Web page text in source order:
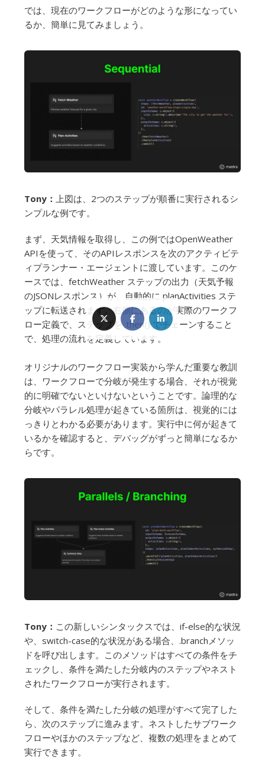
では、現在のワークフローがどのような形になってい
るか、簡単に見てみましょう。
Tony： 上図は、2つのステップが順番に実行されるシ
ンプルな例です。
まず、天気情報を取得し、この例ではOpenWeather
APIを使って、そのAPIレスポンスを次のアクティビテ
ィプランナー・エージェントに渡しています。このケ
ースでは、fetchWeather ステップの出力（天気予報
のJSONレスポンス）が、自動的に planActivities ステ
ップに転送されます。右側にあるのが実際のワークフ
ロー定義で、ステップを .then() でチェーンすること
で、処理の流れを定義しています。
オリジナルのワークフロー実装から学んだ重要な教訓
は、ワークフローで分岐が発生する場合、それが視覚
的に明確でないといけないということです。論理的な
分岐やパラレル処理が起きている箇所は、視覚的には
っきりとわかる必要があります。実行中に何が起きて
いるかを確認すると、デバッグがずっと簡単になるか
らです。
Tony： この新しいシンタックスでは、if-else的な状況
や、switch-case的な状況がある場合、.branchメソッ
ドを呼び出します。このメソッドはすべての条件をチ
ェックし、条件を満たした分岐内のステップやネスト
されたワークフローが実行されます。
そして、条件を満たした分岐の処理がすべて完了した
ら、次のステップに進みます。ネストしたサブワーク
フローやほかのステップなど、複数の処理をまとめて
実行できます。